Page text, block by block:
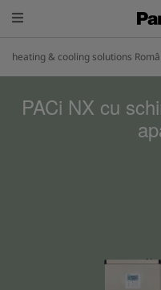
heating & cooling solutions
PACi NX cu